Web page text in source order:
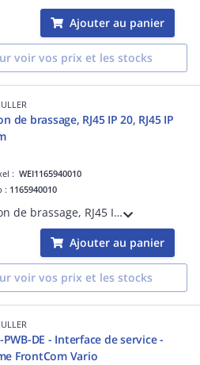
Ajouter au panier
voir vos prix et les stocks
de brassage, RJ45 IP 20, RJ45 IP
:WEI1165940010
: 1165940010
Cordon de brassage, RJ45 IP 20, RJ45 IP 20, 1m, < 20 m: Cat.6A / >20 m Class EA (ISO/IEC 11801 2010), LSZH
Ajouter au panier
voir vos prix et les stocks
PWB-DE - Interface de service -
FrontCom Vario